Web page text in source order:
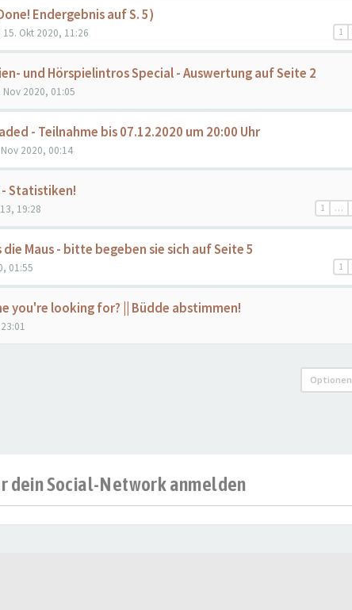
Endergebnis auf S. 5)
1
15. Okt 2020, 11:26
und Hörspielintros Special - Auswertung auf Seite 2
Nov 2020, 01:05
- Teilnahme bis 07.12.2020 um 20:00 Uhr
2020, 00:14
Statistiken!
1 …
19:28
die Maus - bitte begeben sie sich auf Seite 5
1
01:55
you're looking for? || Büdde abstimmen!
Optionen
dein Social-Network anmelden